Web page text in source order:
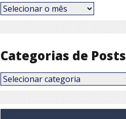
Posts
por
Categorias de Posts
Categorias
de